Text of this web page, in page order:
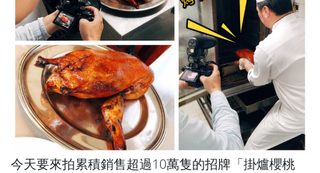
今天要來拍累積銷售超過10萬隻的招牌「掛爐櫻桃